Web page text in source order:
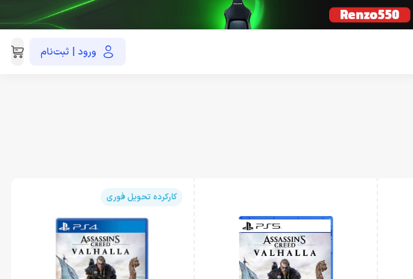
ورود | ثبت‌نام021-91035390
کارکرده تحویل فوری